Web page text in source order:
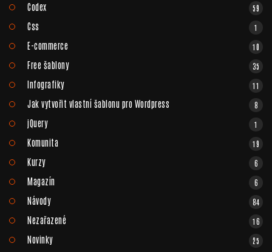
Codex 59
Css 1
E-commerce 10
Free šablony 35
Infografiky 11
Jak vytvořit vlastní šablonu pro Wordpress 8
jQuery 1
Komunita 19
Kurzy 6
Magazín 6
Návody 84
Nezařazené 16
Novinky 25